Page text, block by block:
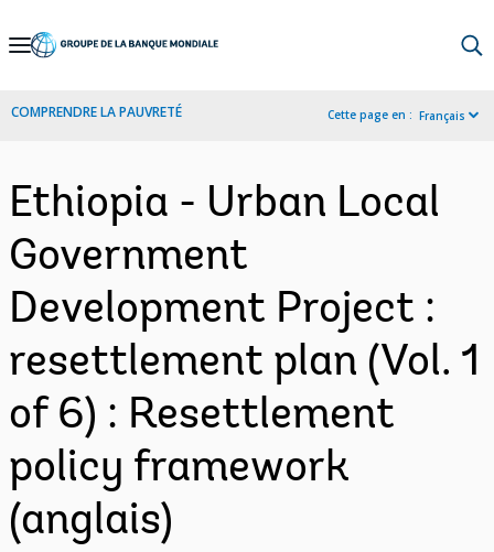
Skip
Navigation
COMPRENDRE LA PAUVRETÉ Cette page en : Français
Ethiopia - Urban Local
Government
Development Project :
resettlement plan (Vol. 1
of 6) : Resettlement
policy framework
(anglais)